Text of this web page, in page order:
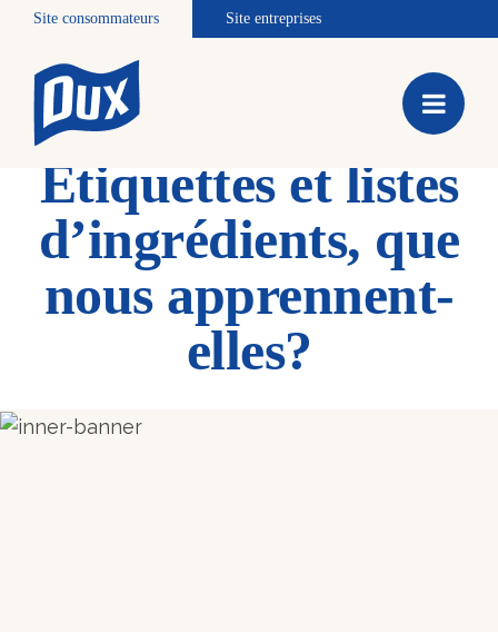
Site consommateurs Site entreprises
Étiquettes et listes
d’ingrédients, que
nous apprennent-
elles?